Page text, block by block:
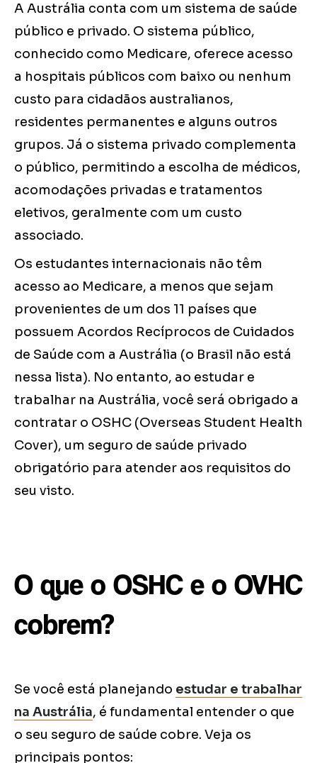
A Austrália conta com um sistema de saúde
público e privado. O sistema público,
conhecido como Medicare, oferece acesso
a hospitais públicos com baixo ou nenhum
custo para cidadãos australianos,
residentes permanentes e alguns outros
grupos. Já o sistema privado complementa
o público, permitindo a escolha de médicos,
acomodações privadas e tratamentos
eletivos, geralmente com um custo
associado.
Os estudantes internacionais não têm
acesso ao Medicare, a menos que sejam
provenientes de um dos 11 países que
possuem Acordos Recíprocos de Cuidados
de Saúde com a Austrália (o Brasil não está
nessa lista). No entanto, ao estudar e
trabalhar na Austrália, você será obrigado a
contratar o OSHC (Overseas Student Health
Cover), um seguro de saúde privado
obrigatório para atender aos requisitos do
seu visto.
O que o OSHC e o OVHC
cobrem?
Se você está planejando estudar e trabalhar
na Austrália, é fundamental entender o que
o seu seguro de saúde cobre. Veja os
principais pontos: